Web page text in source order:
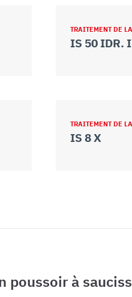
TRAITEMENT DE
IS 50 IDR.
TRAITEMENT DE
IS 8 X
poussoir à